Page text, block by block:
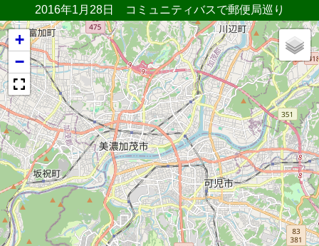
2016年1月28日 コミュニティバスで郵便局巡り
+
−